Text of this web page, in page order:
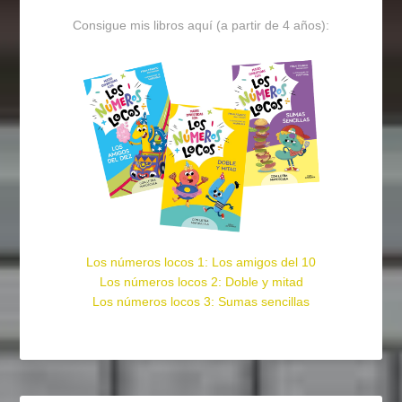
Consigue mis libros aquí (a partir de 4 años):
Los números locos 1: Los amigos del 10
Los números locos 2: Doble y mitad
Los números locos 3: Sumas sencillas